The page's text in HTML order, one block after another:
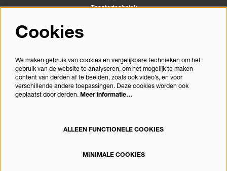
Theatertechniek
Congrescentrum Orpheus
Volg ons
Meld je aan voor de nieuwsbrief
Cookies
We maken gebruik van cookies en vergelijkbare technieken om het
gebruik van de website te analyseren, om het mogelijk te maken
content van derden af te beelden, zoals ook video’s, en voor
verschillende andere toepassingen. Deze cookies worden ook
geplaatst door derden. Meer informatie…
ALLEEN FUNCTIONELE COOKIES
MINIMALE COOKIES